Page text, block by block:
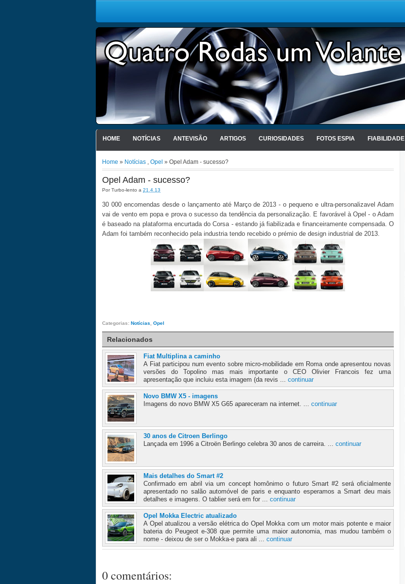
HOME NOTÍCIAS ANTEVISÃO ARTIGOS CURIOSIDADES FOTOS ESPIA FIABILIDADE
Home » Notícias , Opel » Opel Adam - sucesso?
Opel Adam - sucesso?
PorTurbo-lento a 21.4.13
30 000 encomendas desde o lançamento até Março de 2013 - o pequeno e ultra-personalizavel Adam
vai de vento em popa e prova o sucesso da tendência da personalização. E favorável à Opel - o Adam
é baseado na plataforma encurtada do Corsa - estando já fiabilizada e financeiramente compensada. O
Adam foi também reconhecido pela industria tendo recebido o prémio de design industrial de 2013.
Categorias: Notícias Opel
Relacionados
Fiat Multiplina a caminho
A Fiat participou num evento sobre micro-mobilidade em Roma onde apresentou novas
versões do Topolino mas mais importante o CEO Olivier Francois fez uma
apresentação que incluiu esta imagem (da revis ... continuar
Novo BMW X5 - imagens
Imagens do novo BMW X5 G65 apareceram na internet. ... continuar
30 anos de Citroen Berlingo
Lançada em 1996 a Citroën Berlingo celebra 30 anos de carreira. ... continuar
Mais detalhes do Smart #2
Confirmado em abril via um concept homônimo o futuro Smart #2 será oficialmente
apresentado no salão automóvel de paris e enquanto esperamos a Smart deu mais
detalhes e imagens. O tablier será em for ... continuar
Opel Mokka Electric atualizado
A Opel atualizou a versão elétrica do Opel Mokka com um motor mais potente e maior
bateria do Peugeot e-308 que permite uma maior autonomia, mas mudou também o
nome - deixou de ser o Mokka-e para ali ... continuar
0 comentários: